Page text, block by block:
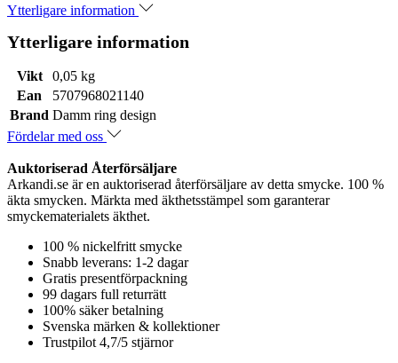
Ytterligare information
Ytterligare information
Vikt
0,05 kg
Ean
5707968021140
Brand Damm ring design
Fördelar med oss
Auktoriserad Återförsäljare
Arkandi.se är en auktoriserad återförsäljare av detta smycke. 100 %
äkta smycken. Märkta med äkthetsstämpel som garanterar
smyckematerialets äkthet.
100 % nickelfritt smycke
Snabb leverans: 1-2 dagar
Gratis presentförpackning
99 dagars full returrätt
100% säker betalning
Svenska märken & kollektioner
Trustpilot 4,7/5 stjärnor